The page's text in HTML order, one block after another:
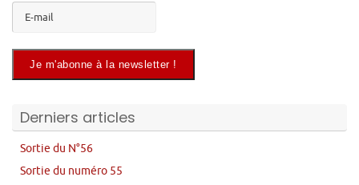
Derniers articles
Sortie du N°56
Sortie du numéro 55